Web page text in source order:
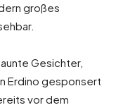
großes
Gesichter,
Erdino gesponsert
vor dem